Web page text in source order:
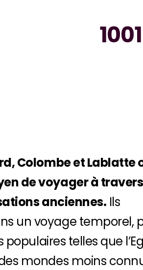
Colombe et Lablatte
de voyager à
anciennes. Ils
un voyage temporel,
populaires telles que
mondes moins